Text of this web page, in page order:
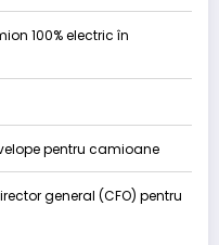
100% electric în
pentru camioane
general (CFO) pentru